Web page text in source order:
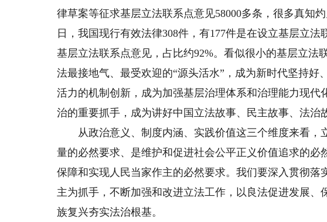
律草案等征求基层立法联系点意见58000多条，很多真知
日，我国现行有效法律308件，有177件是在设立基层立
基层立法联系点意见，占比约92%。看似很小的基层立法
法最接地气、最受欢迎的“源头活水”，成为新时代坚持好
活力的机制创新，成为加强基层治理体系和治理能力现
治的重要抓手，成为讲好中国立法故事、民主故事、法治
从政治意义、制度内涵、实践价值这三个维度来看，
量的必然要求、是维护和促进社会公平正义价值追求的必
保障和实现人民当家作主的必然要求。我们要深入贯彻落
主为抓手，不断加强和改进立法工作，以良法促进发展、
族复兴夯实法治根基。